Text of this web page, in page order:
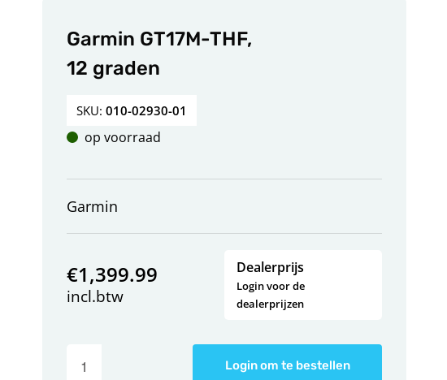
Garmin GT17M-THF,
12 graden
SKU:010-02930-01
op voorraad
Garmin
€1,399.99
incl.btw
Dealerprijs
Login voor de
dealerprijzen
Login om te bestellen